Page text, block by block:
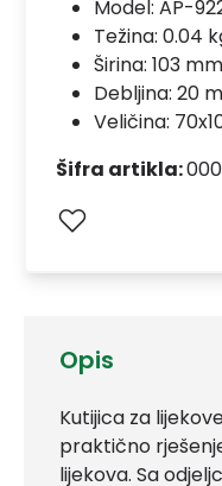
Opis
Kutijica za
praktično
lijekova. Sa
Model: AP-
Težina: 0.04
Širina: 103 mm
Debljina: 20
Veličina:
Šifra artikla: